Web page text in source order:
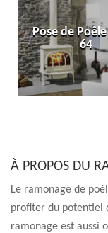
Pose de
64
À PROPOS DU
Le ramonage de
profiter du potentiel
ramonage est aussi